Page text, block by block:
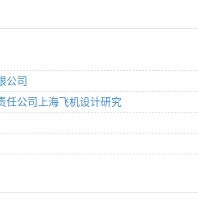
公司
任公司上海飞机设计研究